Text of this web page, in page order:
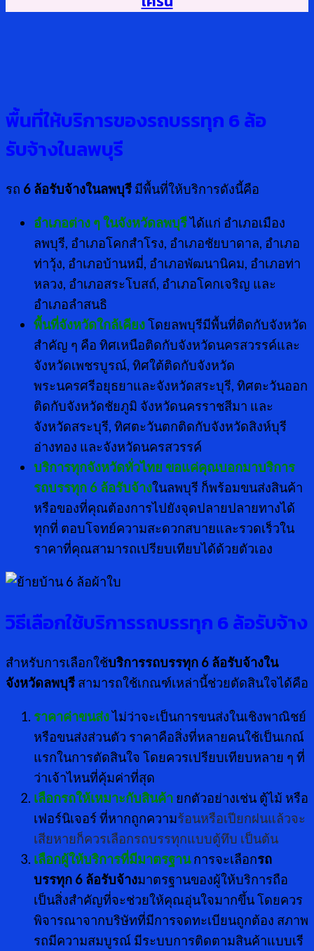
พื้นที่ให้บริการของรถบรรทุก6 ล้อ
รับจ้างในลพบุรี
รถ 6 ล้อรับจ้างในลพบุรี มีพื้นที่ให้บริการดังนี้คือ
อำเภอต่าง ๆ ในจังหวัดลพบุรีได้แก่ อำเภอเมือง
ลพบุรี, อำเภอโคกสำโรง, อำเภอชัยบาดาล, อำเภอ
ท่าวุ้ง, อำเภอบ้านหมี่, อำเภอพัฒนานิคม, อำเภอท่า
หลวง, อำเภอสระโบสถ์, อำเภอโคกเจริญ และ
อำเภอลำสนธิ
พื้นที่จังหวัดใกล้เคียงโดยลพบุรีมีพื้นที่ติดกับจังหวัด
สำคัญ ๆ คือ ทิศเหนือติดกับจังหวัดนครสวรรค์และ
จังหวัดเพชรบูรณ์, ทิศใต้ติดกับจังหวัด
พระนครศรีอยุธยาและจังหวัดสระบุรี, ทิศตะวันออก
ติดกับจังหวัดชัยภูมิ จังหวัดนครราชสีมา และ
จังหวัดสระบุรี, ทิศตะวันตกติดกับจังหวัดสิงห์บุรี
อ่างทอง และจังหวัดนครสวรรค์
บริการทุกจังหวัดทั่วไทย ขอแค่คุณบอกมาบริการ
รถบรรทุก 6 ล้อรับจ้างในลพบุรี ก็พร้อมขนส่งสินค้า
หรือของที่คุณต้องการไปยังจุดปลายปลายทางได้
ทุกที่ ตอบโจทย์ความสะดวกสบายและรวดเร็วใน
ราคาที่คุณสามารถเปรียบเทียบได้ด้วยตัวเอง
วิธีเลือกใช้บริการรถบรรทุก6 ล้อรับจ้าง
สำหรับการเลือกใช้บริการรถบรรทุก 6 ล้อรับจ้างใน
จังหวัดลพบุรี สามารถใช้เกณฑ์เหล่านี้ช่วยตัดสินใจได้คือ
ราคาค่าขนส่งไม่ว่าจะเป็นการขนส่งในเชิงพาณิชย์
หรือขนส่งส่วนตัว ราคาคือสิ่งที่หลายคนใช้เป็นเกณ์
แรกในการตัดสินใจ โดยควรเปรียบเทียบหลาย ๆ ที่
ว่าเจ้าไหนที่คุ้มค่าที่สุด
เลือกรถให้เหมาะกับสินค้า ยกตัวอย่างเช่น ตู้ไม้ หรือ
เฟอร์นิเจอร์ ที่หากถูกความร้อนหรือเปียกฝนแล้วจะ
เสียหายก็ควรเลือกรถบรรทุกแบบตู้ทึบ เป็นต้น
เลือกผู้ให้บริการที่มีมาตรฐาน การจะเลือกรถ
บรรทุก 6 ล้อรับจ้างมาตรฐานของผู้ให้บริการถือ
เป็นสิ่งสำคัญที่จะช่วยให้คุณอุ่นใจมากขึ้น โดยควร
พิจารณาจากบริษัทที่มีการจดทะเบียนถูกต้อง สภาพ
รถมีความสมบูรณ์ มีระบบการติดตามสินค้าแบบเรี